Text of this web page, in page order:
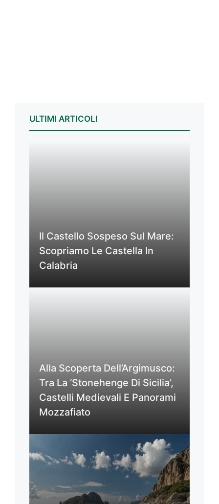
ULTIMI ARTICOLI
Il Castello Sospeso Sul Mare:
Scopriamo Le Castella In
Calabria
Alla Scoperta Dell’Argimusco:
Tra La ‘Stonehenge Di Sicilia’,
Castelli Medievali E Panorami
Mozzafiato